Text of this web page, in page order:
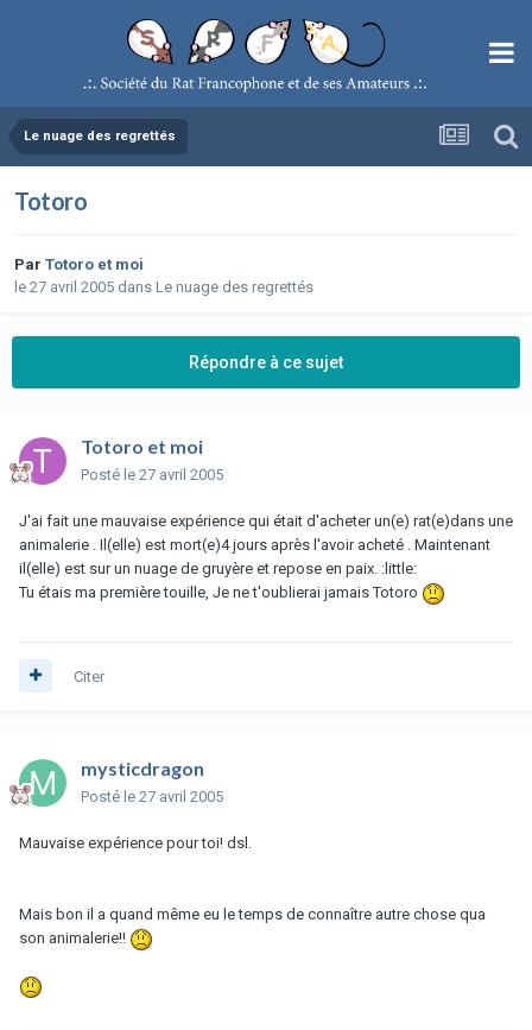
Le nuage des regrettés
Totoro
Par Totoro et moi
le 27 avril 2005 dans Le nuage des regrettés
Répondre à ce sujet
Totoro et moi
Posté le 27 avril 2005
J'ai fait une mauvaise expérience qui était d'acheter un(e) rat(e)dans une
animalerie . Il(elle) est mort(e)4 jours après l'avoir acheté . Maintenant
il(elle) est sur un nuage de gruyère et repose en paix. :little:
Tu étais ma première touille, Je ne t'oublierai jamais Totoro
Citer
mysticdragon
Posté le 27 avril 2005
Mauvaise expérience pour toi! dsl.
Mais bon il a quand même eu le temps de connaître autre chose qua
son animalerie!!